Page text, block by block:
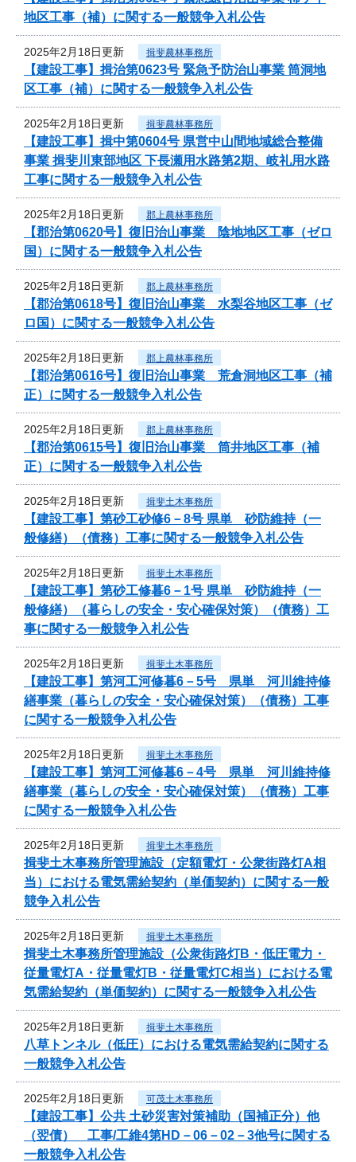
地区工事（補）に関する一般競争入札公告
2025年2月18日更新 揖斐農林事務所
【建設工事】揖治第0623号 緊急予防治山事業 筒洞地
区工事（補）に関する一般競争入札公告
2025年2月18日更新 揖斐農林事務所
【建設工事】揖中第0604号 県営中山間地域総合整備
事業 揖斐川東部地区 下長瀬用水路第2期、岐礼用水路
工事に関する一般競争入札公告
2025年2月18日更新 郡上農林事務所
【郡治第0620号】復旧治山事業 陰地地区工事（ゼロ
国）に関する一般競争入札公告
2025年2月18日更新 郡上農林事務所
【郡治第0618号】復旧治山事業 水梨谷地区工事（ゼ
ロ国）に関する一般競争入札公告
2025年2月18日更新 郡上農林事務所
【郡治第0616号】復旧治山事業 荒倉洞地区工事（補
正）に関する一般競争入札公告
2025年2月18日更新 郡上農林事務所
【郡治第0615号】復旧治山事業 筒井地区工事（補
正）に関する一般競争入札公告
2025年2月18日更新 揖斐土木事務所
【建設工事】第砂工砂修6－8号 県単 砂防維持（一
般修繕）（債務）工事に関する一般競争入札公告
2025年2月18日更新 揖斐土木事務所
【建設工事】第砂工修暮6－1号 県単 砂防維持（一
般修繕）（暮らしの安全・安心確保対策）（債務）工
事に関する一般競争入札公告
2025年2月18日更新 揖斐土木事務所
【建設工事】第河工河修暮6－5号 県単 河川維持修
繕事業（暮らしの安全・安心確保対策）（債務）工事
に関する一般競争入札公告
2025年2月18日更新 揖斐土木事務所
【建設工事】第河工河修暮6－4号 県単 河川維持修
繕事業（暮らしの安全・安心確保対策）（債務）工事
に関する一般競争入札公告
2025年2月18日更新 揖斐土木事務所
揖斐土木事務所管理施設（定額電灯・公衆街路灯A相
当）における電気需給契約（単価契約）に関する一般
競争入札公告
2025年2月18日更新 揖斐土木事務所
揖斐土木事務所管理施設（公衆街路灯B・低圧電力・
従量電灯A・従量電灯B・従量電灯C相当）における電
気需給契約（単価契約）に関する一般競争入札公告
2025年2月18日更新 揖斐土木事務所
八草トンネル（低圧）における電気需給契約に関する
一般競争入札公告
2025年2月18日更新 可茂土木事務所
【建設工事】公共 土砂災害対策補助（国補正分）他
（翌債） 工事/工維4第HD－06－02－3他号に関する
一般競争入札公告